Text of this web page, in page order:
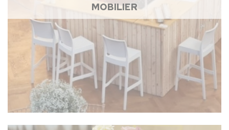
MOBILIER